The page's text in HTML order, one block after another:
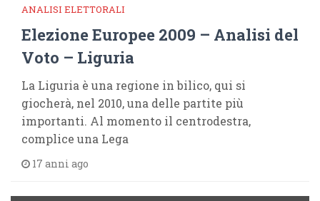
ANALISI ELETTORALI
Elezione Europee 2009 – Analisi del
Voto – Liguria
La Liguria è una regione in bilico, qui si
giocherà, nel 2010, una delle partite più
importanti. Al momento il centrodestra,
complice una Lega
17 anni ago